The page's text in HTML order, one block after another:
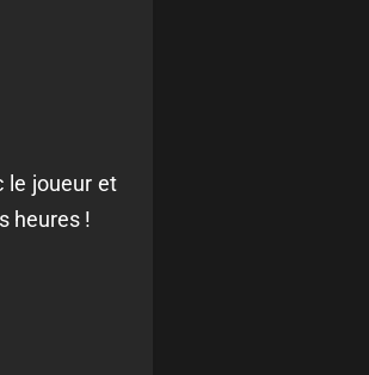
le joueur et
heures !